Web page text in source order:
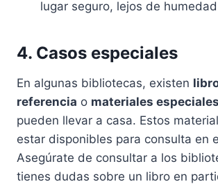
lugar seguro, lejos de
4. Casos especiales
En algunas bibliotecas, existen
referencia o materiales especiales
pueden llevar a casa. Estos
estar disponibles para consulta en
Asegúrate de consultar a los
tienes dudas sobre un libro en